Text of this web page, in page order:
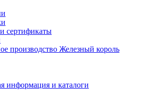
сертификаты
производство Железный король
информация и каталоги